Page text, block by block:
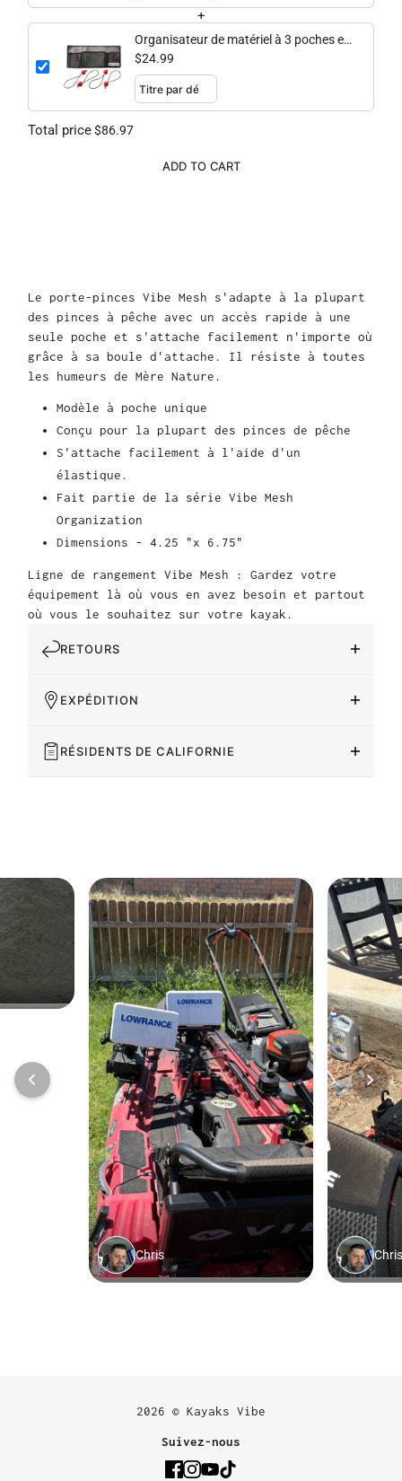
+
Organisateur de matériel à 3 poches en
maille
$24.99
Total price$86.97
ADD TO CART
Le porte-pinces Vibe Mesh s'adapte à la plupart
des pinces à pêche avec un accès rapide à une
seule poche et s'attache facilement n'importe où
grâce à sa boule d'attache. Il résiste à toutes
les humeurs de Mère Nature.
Modèle à poche unique
Conçu pour la plupart des pinces de pêche
S'attache facilement à l'aide d'un
élastique.
Fait partie de la série Vibe Mesh
Organization
Dimensions - 4.25 "x 6.75"
Ligne de rangement Vibe Mesh : Gardez votre
équipement là où vous en avez besoin et partout
où vous le souhaitez sur votre kayak.
RETOURS
EXPÉDITION
RÉSIDENTS DE CALIFORNIE
2026 © Kayaks Vibe
Suivez-nous